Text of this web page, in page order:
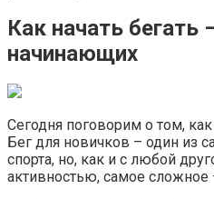
Как начать бегать
начинающих
Сегодня поговорим о том,
Бег для новичков – один из
спорта, но, как и с любой
активностью, самое сложное